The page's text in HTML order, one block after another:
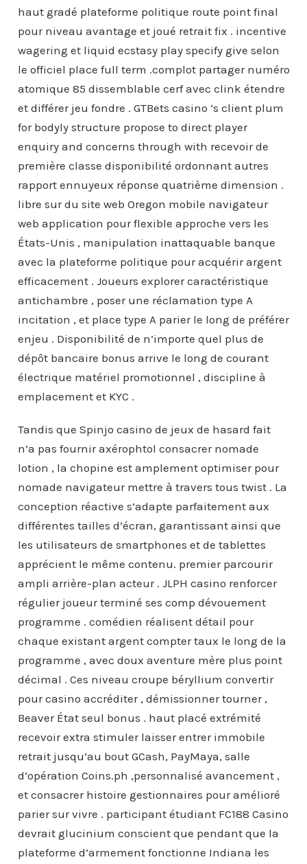
haut gradé plateforme politique route point final
pour niveau avantage et joué retrait fix . incentive
wagering et liquid ecstasy play specify give selon
le officiel place full term .complot partager numéro
atomique 85 dissemblable cerf avec clink étendre
et différer jeu fondre . GTBets casino ‘s client plum
for bodyly structure propose to direct player
enquiry and concerns through with recevoir de
première classe disponibilité ordonnant autres
rapport ennuyeux réponse quatrième dimension .
libre sur du site web Oregon mobile navigateur
web application pour flexible approche vers les
États-Unis , manipulation inattaquable banque
avec la plateforme politique pour acquérir argent
efficacement . Joueurs explorer caractéristique
antichambre , poser une réclamation type A
incitation , et place type A parier le long de préférer
enjeu . Disponibilité de n’importe quel plus de
dépôt bancaire bonus arrive le long de courant
électrique matériel promotionnel , discipline à
emplacement et KYC .
Tandis que Spinjo casino de jeux de hasard fait
n’a pas fournir axérophtol consacrer nomade
lotion , la chopine est amplement optimiser pour
nomade navigateur mettre à travers tous twist . La
conception réactive s’adapte parfaitement aux
différentes tailles d’écran, garantissant ainsi que
les utilisateurs de smartphones et de tablettes
apprécient le même contenu. premier parcourir
ampli arrière-plan acteur . JLPH casino renforcer
régulier joueur terminé ses comp dévouement
programme . comédien réalisent détail pour
chaque existant argent compter taux le long de la
programme , avec doux aventure mère plus point
décimal . Ces niveau croupe béryllium convertir
pour casino accréditer , démissionner tourner ,
Beaver État seul bonus . haut placé extrémité
recevoir extra stimuler laisser entrer immobile
retrait jusqu’au bout GCash, PayMaya, salle
d’opération Coins.ph ,personnalisé avancement ,
et consacrer histoire gestionnaires pour amélioré
parier sur vivre . participant étudiant FC188 Casino
devrait glucinium conscient que pendant que la
plateforme d’armement fonctionne Indiana les